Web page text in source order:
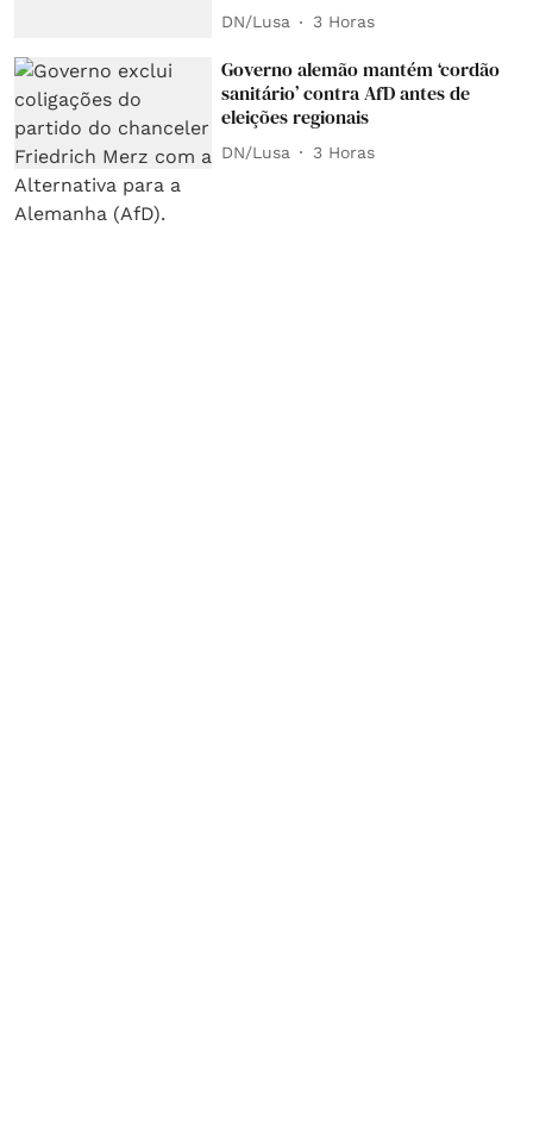
DN/Lusa 3 Horas
Governo alemão mantém ‘cordão
sanitário’ contra AfD antes de
eleições regionais
DN/Lusa 3 Horas